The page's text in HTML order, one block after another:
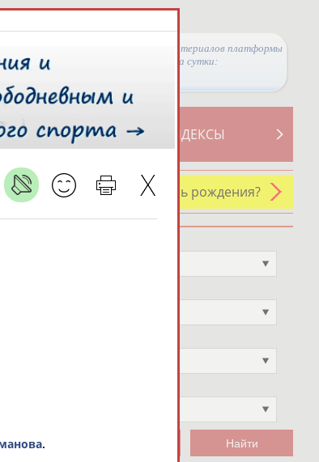
Просмотры материалов платформы
за сутки:
СВОДНЫЕ ИНДЕКСЫ
У кого сегодня день рождения?
.